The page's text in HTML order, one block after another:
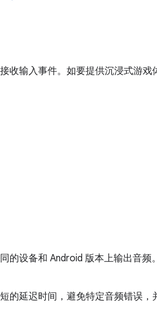
收输入事件。如要提供沉浸式游戏
的设备和 Android 版本上输出音
的延迟时间，避免特定音频错误